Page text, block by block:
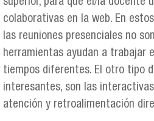
superior, para que el/la docente
colaborativas en la web. En
las reuniones presenciales no
herramientas ayudan a trabajar
tiempos diferentes. El otro tipo
interesantes, son las
atención y retroalimentación